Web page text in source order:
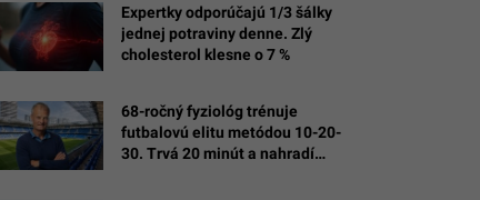
Expertky odporúčajú 1/3 šálky
jednej potraviny denne. Zlý
cholesterol klesne o 7 %
68-ročný fyziológ trénuje
futbalovú elitu metódou 10-20-
30. Trvá 20 minút a nahradí